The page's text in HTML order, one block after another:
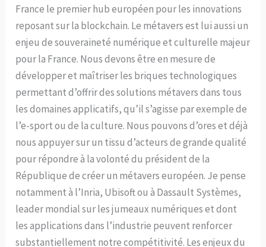
France le premier hub européen pour les innovations
reposant sur la blockchain. Le métavers est lui aussi un
enjeu de souveraineté numérique et culturelle majeur
pour la France. Nous devons être en mesure de
développer et maîtriser les briques technologiques
permettant d’offrir des solutions métavers dans tous
les domaines applicatifs, qu’il s’agisse par exemple de
l’e-sport ou de la culture. Nous pouvons d’ores et déjà
nous appuyer sur un tissu d’acteurs de grande qualité
pour répondre à la volonté du président de la
République de créer un métavers européen. Je pense
notamment à l’Inria, Ubisoft ou à Dassault Systèmes,
leader mondial sur les jumeaux numériques et dont
les applications dans l’industrie peuvent renforcer
substantiellement notre compétitivité. Les enjeux du